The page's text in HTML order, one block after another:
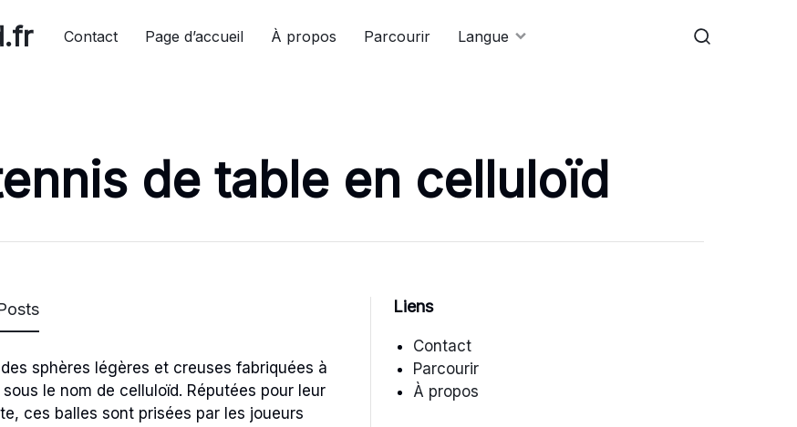
Contact Page d’accueil À propos Parcourir Langue
de table en celluloïd
sphères légères et creuses fabriquées à
le nom de celluloïd. Réputées pour leur
ces balles sont prisées par les joueurs
Liens
Contact
Parcourir
À propos